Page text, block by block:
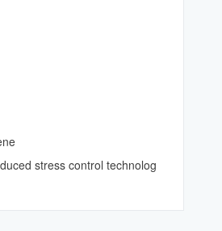
stress control technolog